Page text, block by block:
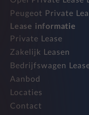
Peugeot Private
Lease informatie
Private Lease
Zakelijk Leasen
Bedrijfswagen
Aanbod
Locaties
Contact